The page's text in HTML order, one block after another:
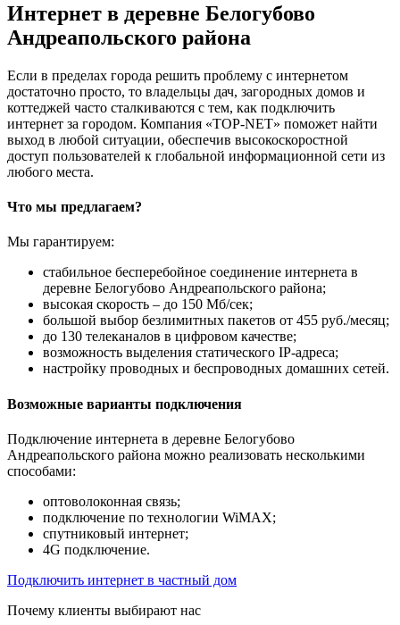
Интернет в деревне Белогубово
Андреапольского района
Если в пределах города решить проблему с интернетом
достаточно просто, то владельцы дач, загородных домов и
коттеджей часто сталкиваются с тем, как подключить
интернет за городом. Компания «TOP-NET» поможет найти
выход в любой ситуации, обеспечив высокоскоростной
доступ пользователей к глобальной информационной сети из
любого места.
Что мы предлагаем?
Мы гарантируем:
стабильное бесперебойное соединение интернета в
деревне Белогубово Андреапольского района;
высокая скорость – до 150 Мб/сек;
большой выбор безлимитных пакетов от 455 руб./месяц;
до 130 телеканалов в цифровом качестве;
возможность выделения статического IP-адреса;
настройку проводных и беспроводных домашних сетей.
Возможные варианты подключения
Подключение интернета в деревне Белогубово
Андреапольского района можно реализовать несколькими
способами:
оптоволоконная связь;
подключение по технологии WiMAX;
спутниковый интернет;
4G подключение.
Подключить интернет в частный дом
Почему клиенты выбирают нас